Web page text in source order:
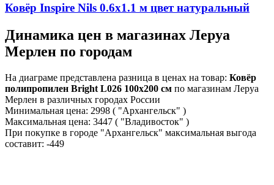
Ковёр Inspire Nils 0.6х1.1 м цвет натуральный
Динамика цен в магазинах Леруа
Мерлен по городам
На диаграме представлена разница в ценах на товар: Ковёр
полипропилен Bright L026 100x200 см по магазинам Леруа
Мерлен в различных городах России
Минимальная цена: 2998 ( "Архангельск" )
Максимальная цена: 3447 ( "Владивосток" )
При покупке в городе "Архангельск" максимальная выгода
составит: -449